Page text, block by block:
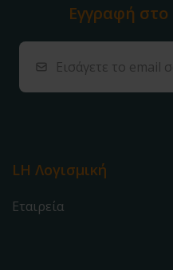
LH Λογισμική
Εταιρεία
Εγγραφή στο